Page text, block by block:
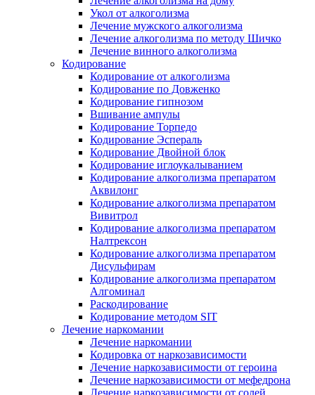
Укол от алкоголизма
Лечение мужского алкоголизма
Лечение алкоголизма по методу Шичко
Лечение винного алкоголизма
Кодирование
Кодирование от алкоголизма
Кодирование по Довженко
Кодирование гипнозом
Вшивание ампулы
Кодирование Торпедо
Кодирование Эспераль
Кодирование Двойной блок
Кодирование иглоукалыванием
Кодирование алкоголизма препаратом
Аквилонг
Кодирование алкоголизма препаратом
Вивитрол
Кодирование алкоголизма препаратом
Налтрексон
Кодирование алкоголизма препаратом
Дисульфирам
Кодирование алкоголизма препаратом
Алгоминал
Раскодирование
Кодирование методом SIT
Лечение наркомании
Лечение наркомании
Кодировка от наркозависимости
Лечение наркозависимости от героина
Лечение наркозависимости от мефедрона
Лечение наркозависимости от солей